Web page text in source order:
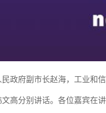
政府副市长赵海，工业和
高分别讲话。各位嘉宾在